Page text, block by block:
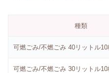
種類
可燃ごみ/不燃ごみ 40リットル10
可燃ごみ/不燃ごみ 30リットル10